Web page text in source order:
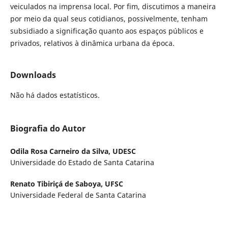
veiculados na imprensa local. Por fim, discutimos a maneira
por meio da qual seus cotidianos, possivelmente, tenham
subsidiado a significação quanto aos espaços públicos e
privados, relativos à dinâmica urbana da época.
Downloads
Não há dados estatísticos.
Biografia do Autor
Odila Rosa Carneiro da Silva, UDESC
Universidade do Estado de Santa Catarina
Renato Tibiriçá de Saboya, UFSC
Universidade Federal de Santa Catarina